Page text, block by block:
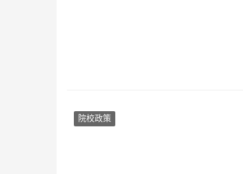
院校政策